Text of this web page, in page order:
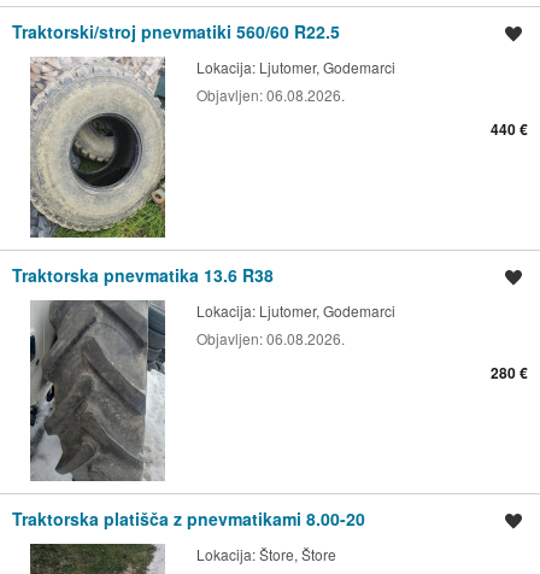
Traktorski/stroj pnevmatiki 560/60 R22.5
Lokacija: Ljutomer, Godemarci
Objavljen:06.08.2026.
440 €
Traktorska pnevmatika 13.6 R38
Lokacija: Ljutomer, Godemarci
Objavljen:06.08.2026.
280 €
Traktorska platišča z pnevmatikami 8.00-20
Lokacija:Štore, Štore